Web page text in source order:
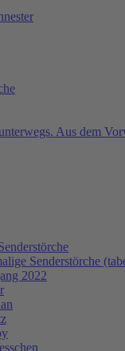
Aus dem
Senderstörche
2022